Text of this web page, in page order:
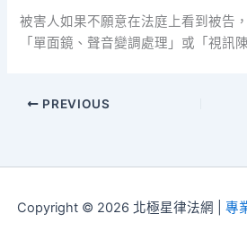
被害人如果不願意在法庭上看到被告
「單面鏡、聲音變調處理」或「視訊
PREVIOUS
Copyright © 2026 北極星律法網 | 專